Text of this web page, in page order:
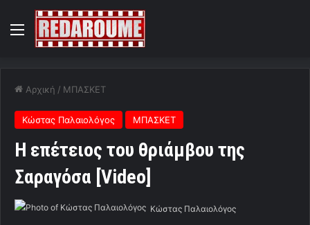
Menu
Αρχική / ΜΠΑΣΚΕΤ
Κώστας Παλαιολόγος ΜΠΑΣΚΕΤ
Η επέτειος του θριάμβου της
Σαραγόσα [Video]
Κώστας Παλαιολόγος